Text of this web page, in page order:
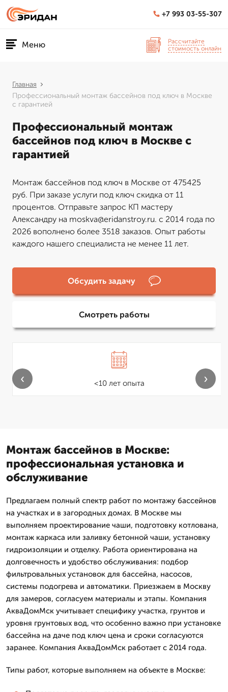
+7 993 03-55-307
Меню
Рассчитайте
стоимость онлайн
Главная
Профессиональный монтаж бассейнов под ключ в Москве
с гарантией
Профессиональный монтаж
бассейнов под ключ в Москве с
гарантией
Монтаж бассейнов под ключ в Москве от 475425
руб. При заказе услуги под ключ скидка от 11
процентов. Отправьте запрос КП мастеру
Александру на moskva@eridanstroy.ru. с 2014 года по
2026 вополнено более 3518 заказов. Опыт работы
каждого нашего специалиста не менее 11 лет.
Обсудить задачу
Смотреть работы
<10 лет опыта
‹ ›
Монтаж бассейнов в Москве:
профессиональная установка и
обслуживание
Предлагаем полный спектр работ по монтажу бассейнов
на участках и в загородных домах. В Москве мы
выполняем проектирование чаши, подготовку котлована,
монтаж каркаса или заливку бетонной чаши, установку
гидроизоляции и отделку. Работа ориентирована на
долговечность и удобство обслуживания: подбор
фильтровальных установок для бассейна, насосов,
системы подогрева и автоматики. Приезжаем в Москву
для замеров, согласуем материалы и этапы. Компания
АкваДомМск учитывает специфику участка, грунтов и
уровня грунтовых вод, что особенно важно при установке
бассейна на даче под ключ цена и сроки согласуются
заранее. Компания АкваДомМск работает с 2014 года.
Типы работ, которые выполняем на объекте в Москве: